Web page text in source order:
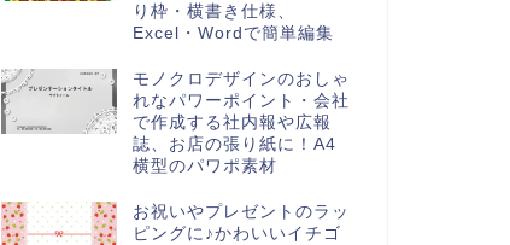
り枠・横書き仕様、
Excel・Wordで簡単編集
モノクロデザインのおしゃ
れなパワーポイント・会社
で作成する社内報や広報
誌、お店の張り紙に！A4
横型のパワポ素材
お祝いやプレゼントのラッ
ピングに♪かわいいイチゴ